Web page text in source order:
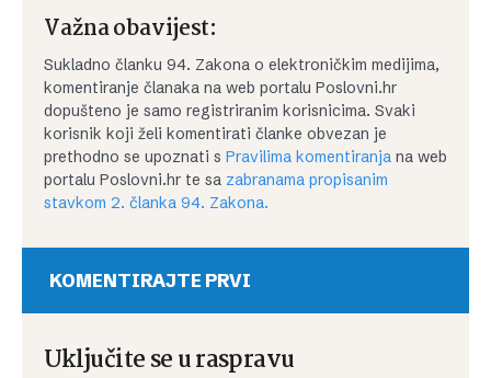
Važna obavijest:
Sukladno članku 94. Zakona o elektroničkim medijima,
komentiranje članaka na web portalu Poslovni.hr
dopušteno je samo registriranim korisnicima. Svaki
korisnik koji želi komentirati članke obvezan je
prethodno se upoznati s Pravilima komentiranja na web
portalu Poslovni.hr te sa zabranama propisanim
stavkom 2. članka 94. Zakona.
KOMENTIRAJTE PRVI
Uključite se u raspravu